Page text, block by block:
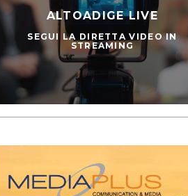
ALTOADIGE LIVE
SEGUI LA DIRETTA VIDEO IN
STREAMING